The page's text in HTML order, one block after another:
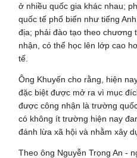
ở nhiều quốc gia khác nhau;
quốc tế phổ biến như tiếng
địa; phải đào tạo theo chương
nhận, có thể học lên lớp cao
tế.
Ông Khuyến cho rằng, hiện
đặc biệt được mở ra vì mục
được công nhận là trường
có không ít trường hiện nay
đánh lừa xã hội và nhằm xây
Theo ông Nguyễn Trọng An -